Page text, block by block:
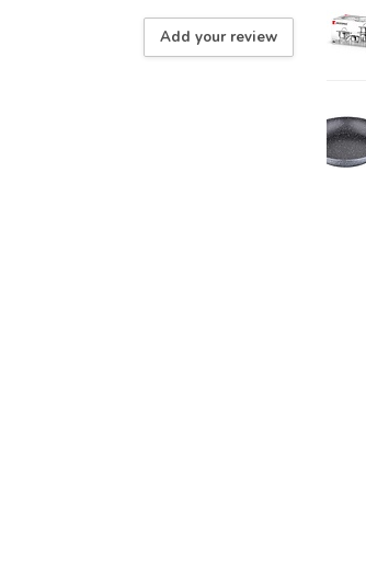
Add your review